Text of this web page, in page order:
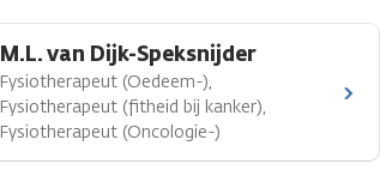
M.L. van Dijk-Speksnijder
Fysiotherapeut (Oedeem-),
Fysiotherapeut (fitheid bij kanker),
Fysiotherapeut (Oncologie-)